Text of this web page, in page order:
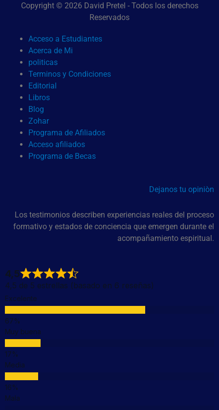
Copyright © 2026 David Pretel - Todos los derechos
Reservados
Acceso a Estudiantes
Acerca de Mi
politicas
Terminos y Condiciones
Editorial
Libros
Blog
Zohar
Programa de Afiliados
Acceso afiliados
Programa de Becas
Dejanos tu opiniòn
Los testimonios describen experiencias reales del proceso
formativo y estados de conciencia que emergen durante el
acompañamiento espiritual.
4,5
4,5 de 5 estrellas (basado en 6 reseñas)
Excelente
Muy buena
Media
Mala